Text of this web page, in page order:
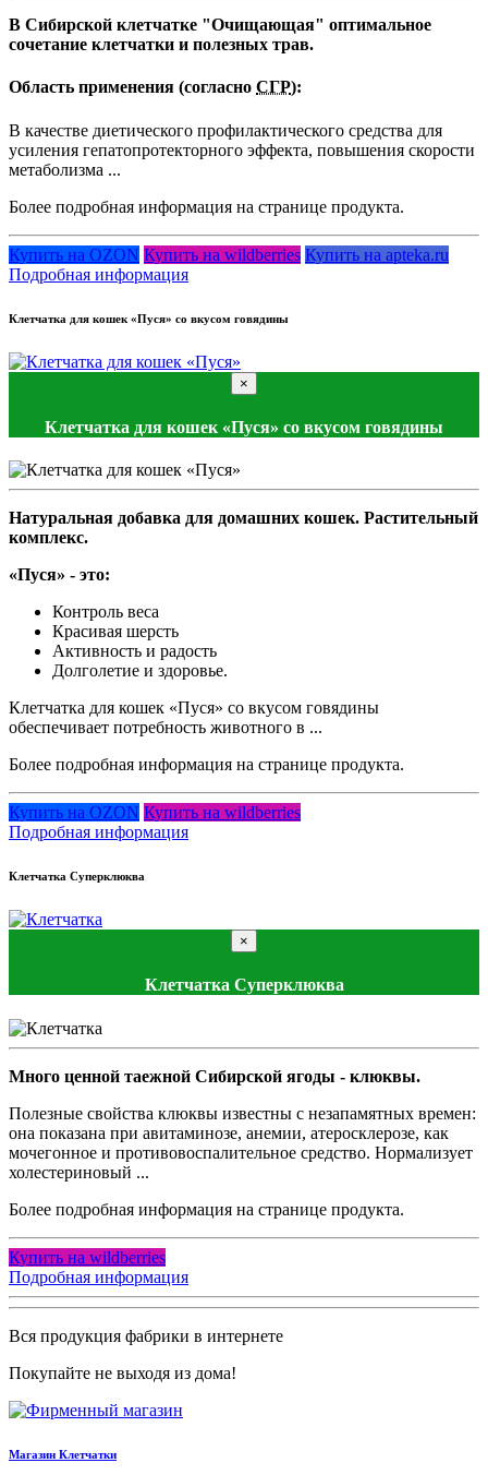
В Сибирской клетчатке "Очищающая" оптимальное
сочетание клетчатки и полезных трав.
Область применения (согласно СГР):
В качестве диетического профилактического средства для
усиления гепатопротекторного эффекта, повышения скорости
метаболизма ...
Более подробная информация на странице продукта.
Купить на OZON Купить на wildberries Купить на apteka.ru
Подробная информация
Клетчатка для кошек «Пуся» со вкусом говядины
×
Клетчатка для кошек «Пуся» со вкусом говядины
Натуральная добавка для домашних кошек. Растительный
комплекс.
«Пуся» - это:
Контроль веса
Красивая шерсть
Активность и радость
Долголетие и здоровье.
Клетчатка для кошек «Пуся» со вкусом говядины
обеспечивает потребность животного в ...
Более подробная информация на странице продукта.
Купить на OZON Купить на wildberries
Подробная информация
Клетчатка Суперклюква
×
Клетчатка Суперклюква
Много ценной таежной Сибирской ягоды - клюквы.
Полезные свойства клюквы известны с незапамятных времен:
она показана при авитаминозе, анемии, атеросклерозе, как
мочегонное и противовоспалительное средство. Нормализует
холестериновый ...
Более подробная информация на странице продукта.
Купить на wildberries
Подробная информация
Вся продукция фабрики в интернете
Покупайте не выходя из дома!
Магазин Клетчатки